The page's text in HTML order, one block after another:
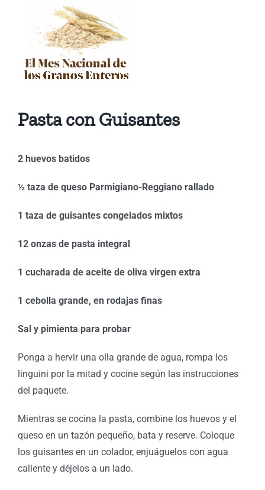
Pasta con Guisantes
2 huevos batidos
½ taza de queso Parmigiano-Reggiano rallado
1 taza de guisantes congelados mixtos
12 onzas de pasta integral
1 cucharada de aceite de oliva virgen extra
1 cebolla grande, en rodajas finas
Sal y pimienta para probar
Ponga a hervir una olla grande de agua, rompa los
linguini por la mitad y cocine según las instrucciones
del paquete.
Mientras se cocina la pasta, combine los huevos y el
queso en un tazón pequeño, bata y reserve. Coloque
los guisantes en un colador, enjuáguelos con agua
caliente y déjelos a un lado.